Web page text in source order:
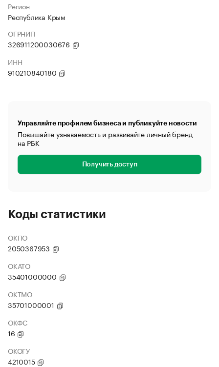
Регион
Республика Крым
ОГРНИП
326911200030676
ИНН
910210840180
Управляйте профилем бизнеса и публикуйте новости
Повышайте узнаваемость и развивайте личный бренд
на РБК
Получить доступ
Коды статистики
ОКПО
2050367953
ОКАТО
35401000000
ОКТМО
35701000001
ОКФС
16
ОКОГУ
4210015